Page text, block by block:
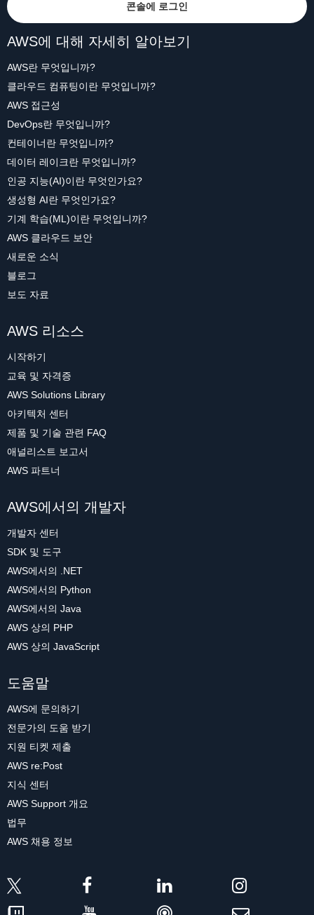
콘솔에 로그인
AWS에 대해 자세히 알아보기
AWS란 무엇입니까?
클라우드 컴퓨팅이란 무엇입니까?
AWS 접근성
DevOps란 무엇입니까?
컨테이너란 무엇입니까?
데이터 레이크란 무엇입니까?
인공 지능(AI)이란 무엇인가요?
생성형 AI란 무엇인가요?
기계 학습(ML)이란 무엇입니까?
AWS 클라우드 보안
새로운 소식
블로그
보도 자료
AWS 리소스
시작하기
교육 및 자격증
AWS Solutions Library
아키텍처 센터
제품 및 기술 관련 FAQ
애널리스트 보고서
AWS 파트너
AWS에서의 개발자
개발자 센터
SDK 및 도구
AWS에서의 .NET
AWS에서의 Python
AWS에서의 Java
AWS 상의 PHP
AWS 상의 JavaScript
도움말
AWS에 문의하기
전문가의 도움 받기
지원 티켓 제출
AWS re:Post
지식 센터
AWS Support 개요
법무
AWS 채용 정보